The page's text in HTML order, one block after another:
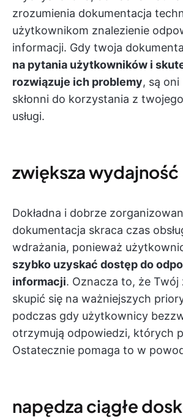
zrozumienia dokumentacja
użytkownikom znalezienie
informacji. Gdy twoja
na pytania użytkowników i
rozwiązuje ich problemy, są
skłonni do korzystania z
usługi.
zwiększa wydajność
Dokładna i dobrze
dokumentacja skraca czas
wdrażania, ponieważ
szybko uzyskać dostęp do
informacji. Oznacza to, że Twój
skupić się na ważniejszych
podczas gdy użytkownicy
otrzymują odpowiedzi, których
Ostatecznie pomaga to w
napędza ciągłe